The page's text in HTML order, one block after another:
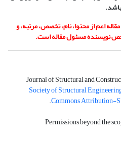
باشد.
اعم از محتوا، نام، تخصص، مرتبه، و
نویسنده مسئول مقاله است.
Journal of Structural and
Society of Structural
Commons Attribution-
.
Permissions beyond the